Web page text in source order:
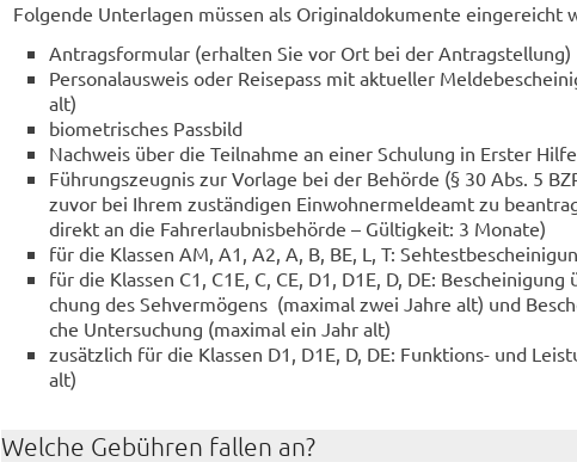
Fol­gen­de Un­ter­la­gen müs­sen als Ori­gi­nal­do­ku­men­te ein­ge­reicht
An­trags­for­mu­lar (er­hal­ten Sie vor Ort bei der An­trag­stel­lung)
Per­so­nal­aus­weis oder Rei­se­pass mit ak­tu­el­ler
alt)
bio­me­tri­sches Pass­bild
Nach­weis über die Teil­nah­me an einer Schu­lung in Ers­ter Hilfe
Füh­rungs­zeug­nis zur Vor­la­ge bei der Be­hör­de (§ 30 Abs. 5
zuvor bei Ihrem zu­stän­di­gen Ein­woh­ner­mel­de­amt zu
di­rekt an die Fahr­erlaub­nis­be­hör­de – Gül­tig­keit: 3 Mo­na­te)
für die Klas­sen AM, A1, A2, A, B, BE, L, T:
für die Klas­sen C1, C1E, C, CE, D1, D1E, D, DE:
chung des Seh­ver­mö­gens (ma­xi­mal zwei Jahre alt) und
che Un­ter­su­chung (ma­xi­mal ein Jahr alt)
zu­sätz­lich für die Klas­sen D1, D1E, D, DE: Funktions-​ und
alt)
Wel­che Ge­büh­ren fal­len an?